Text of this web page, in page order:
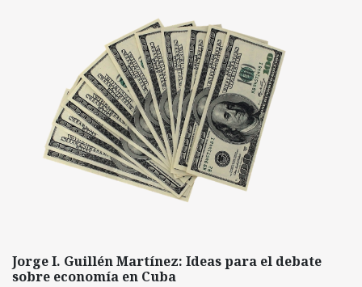
Jorge I. Guillén Martínez: Ideas para el debate
sobre economía en Cuba